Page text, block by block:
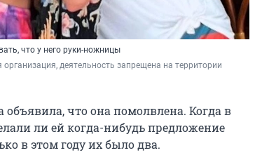
что у него руки-ножницы
деятельность запрещена на территории
что она помолвлена. Когда в
ли ей когда-нибудь предложение
в этом году их было два.